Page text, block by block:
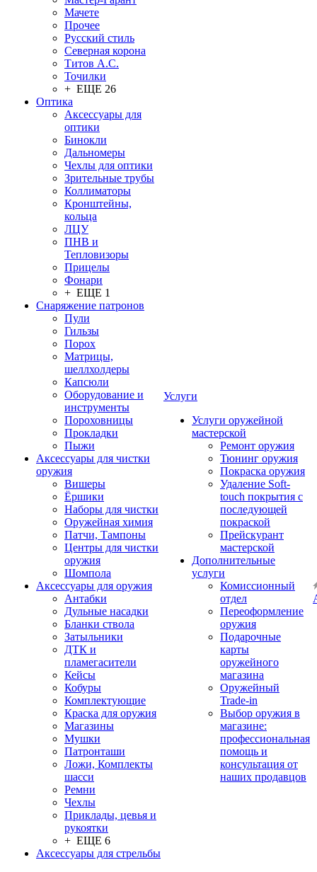
Мачете
Прочее
Русский стиль
Северная корона
Титов А.С.
Точилки
+ ЕЩЕ 26
Оптика
Аксессуары для
оптики
Бинокли
Дальномеры
Чехлы для оптики
Зрительные трубы
Коллиматоры
Кронштейны,
кольца
ЛЦУ
ПНВ и
Тепловизоры
Прицелы
Фонари
+ ЕЩЕ 1
Снаряжение патронов
Пули
Гильзы
Порох
Матрицы,
шеллхолдеры
Капсюли
Оборудование и
инструменты
Пороховницы
Прокладки
Пыжи
Аксессуары для чистки
оружия
Вишеры
Ёршики
Наборы для чистки
Оружейная химия
Патчи, Тампоны
Центры для чистки
оружия
Шомпола
Аксессуары для оружия
Антабки
Дульные насадки
Бланки ствола
Затыльники
ДТК и
пламегасители
Кейсы
Кобуры
Комплектующие
Краска для оружия
Магазины
Мушки
Патронташи
Ложи, Комплекты
шасси
Ремни
Чехлы
Приклады, цевья и
рукоятки
+ ЕЩЕ 6
Аксессуары для стрельбы
Услуги
Услуги оружейной
мастерской
Ремонт оружия
Тюнинг оружия
Покраска оружия
Удаление Soft-
touch покрытия с
последующей
покраской
Прейскурант
мастерской
Дополнительные
услуги
Комиссионный
отдел
Переоформление
оружия
Подарочные
карты
оружейного
магазина
Оружейный
Trade-in
Выбор оружия в
магазине:
профессиональная
помощь и
консультация от
наших продавцов